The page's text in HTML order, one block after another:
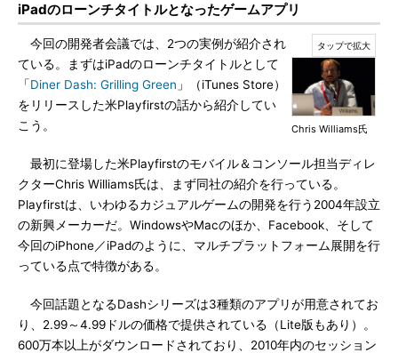
iPadのローンチタイトルとなったゲームアプリ
Chris Williams氏
今回の開発者会議では、2つの実例が紹介され
ている。まずはiPadのローンチタイトルとして
「Diner Dash: Grilling Green 」（iTunes Store）
をリリースした米Playfirstの話から紹介してい
こう。
最初に登場した米Playfirstのモバイル＆コンソール担当ディレ
クターChris Williams氏は、まず同社の紹介を行っている。
Playfirstは、いわゆるカジュアルゲームの開発を行う2004年設立
の新興メーカーだ。WindowsやMacのほか、Facebook、そして
今回のiPhone／iPadのように、マルチプラットフォーム展開を行
っている点で特徴がある。
今回話題となるDashシリーズは3種類のアプリが用意されてお
り、2.99～4.99ドルの価格で提供されている（Lite版もあり）。
600万本以上がダウンロードされており、2010年内のセッション